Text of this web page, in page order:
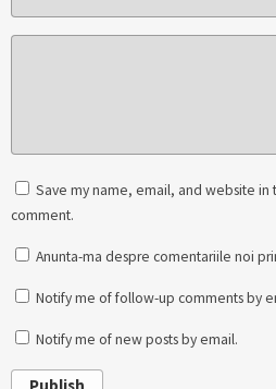
Save my name, email, and website in
comment.
Anunta-ma despre comentariile noi
Notify me of follow-up comments by
Notify me of new posts by email.
Publish